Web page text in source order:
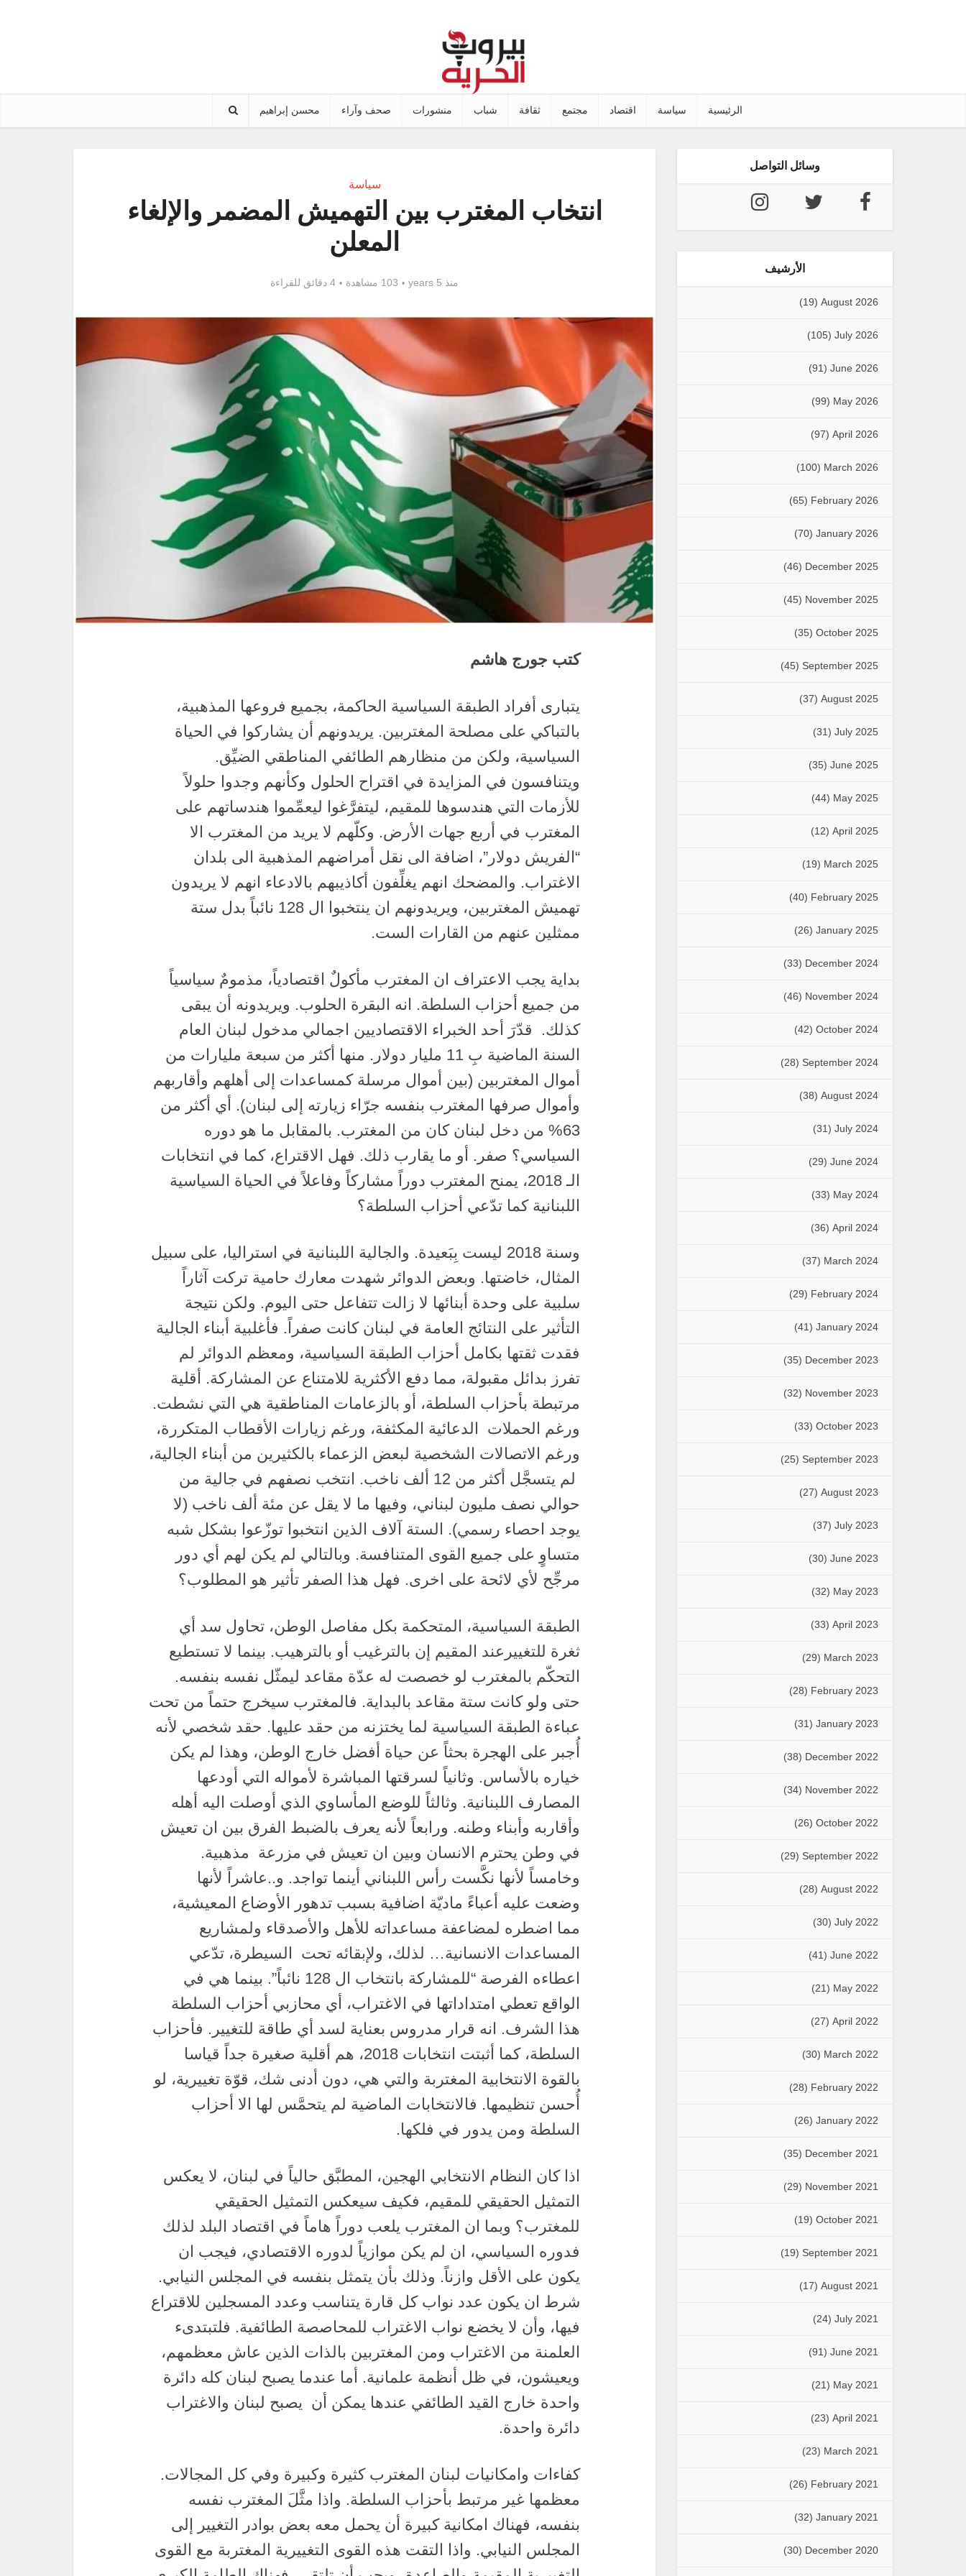
الرئيسية سياسة اقتصاد مجتمع ثقافة شباب منشورات صحف وآراء محسن إبراهيم
سياسة
انتخاب المغترب بين التهميش المضمر والإلغاء
المعلن
منذ 5 years 103 مشاهدة 4 دقائق للقراءة
كتب جورج هاشم
يتبارى أفراد الطبقة السياسية الحاكمة، بجميع فروعها المذهبية،
بالتباكي على مصلحة المغتربين. يريدونهم أن يشاركوا في الحياة
السياسية، ولكن من منظارهم الطائفي المناطقي الضيِّق.
ويتنافسون في المزايدة في اقتراح الحلول وكأنهم وجدوا حلولاً
للأزمات التي هندسوها للمقيم، ليتفرَّغوا ليعمِّموا هندساتهم على
المغترب في أربع جهات الأرض. وكلّهم لا يريد من المغترب الا
“الفريش دولار”، اضافة الى نقل أمراضهم المذهبية الى بلدان
الاغتراب. والمضحك انهم يغلِّفون أكاذيبهم بالادعاء انهم لا يريدون
تهميش المغتربين، ويريدونهم ان ينتخبوا ال 128 نائباً بدل ستة
ممثلين عنهم من القارات الست.
بداية يجب الاعتراف ان المغترب مأكولٌ اقتصادياً، مذمومٌ سياسياً
من جميع أحزاب السلطة. انه البقرة الحلوب. ويريدونه أن يبقى
كذلك. قدّرَ أحد الخبراء الاقتصاديين اجمالي مدخول لبنان العام
السنة الماضية بِ 11 مليار دولار. منها أكثر من سبعة مليارات من
أموال المغتربين (بين أموال مرسلة كمساعدات إلى أهلهم وأقاربهم
وأموال صرفها المغترب بنفسه جرّاء زيارته إلى لبنان). أي أكثر من
63% من دخل لبنان كان من المغترب. بالمقابل ما هو دوره
السياسي؟ صفر. أو ما يقارب ذلك. فهل الاقتراع، كما في انتخابات
الـ 2018، يمنح المغترب دوراً مشاركاً وفاعلاً في الحياة السياسية
اللبنانية كما تدّعي أحزاب السلطة؟
وسنة 2018 ليست بِبَعيدة. والجالية اللبنانية في استراليا، على سبيل
المثال، خاضتها. وبعض الدوائر شهدت معارك حامية تركت آثاراً
سلبية على وحدة أبنائها لا زالت تتفاعل حتى اليوم. ولكن نتيجة
التأثير على النتائج العامة في لبنان كانت صفراً. فأغلبية أبناء الجالية
فقدت ثقتها بكامل أحزاب الطبقة السياسية، ومعظم الدوائر لم
تفرز بدائل مقبولة، مما دفع الأكثرية للامتناع عن المشاركة. أقلية
مرتبطة بأحزاب السلطة، أو بالزعامات المناطقية هي التي نشطت.
ورغم الحملات الدعائية المكثفة، ورغم زيارات الأقطاب المتكررة،
ورغم الاتصالات الشخصية لبعض الزعماء بالكثيرين من أبناء الجالية،
لم يتسجَّل أكثر من 12 ألف ناخب. انتخب نصفهم في جالية من
حوالي نصف مليون لبناني، وفيها ما لا يقل عن مئة ألف ناخب (لا
يوجد احصاء رسمي). الستة آلاف الذين انتخبوا توزّعوا بشكل شبه
متساوٍ على جميع القوى المتنافسة. وبالتالي لم يكن لهم أي دور
مرجِّح لأي لائحة على اخرى. فهل هذا الصفر تأثير هو المطلوب؟
الطبقة السياسية، المتحكمة بكل مفاصل الوطن، تحاول سد أي
ثغرة للتغييرعند المقيم إن بالترغيب أو بالترهيب. بينما لا تستطيع
التحكّم بالمغترب لو خصصت له عدّة مقاعد ليمثّل نفسه بنفسه.
حتى ولو كانت ستة مقاعد بالبداية. فالمغترب سيخرج حتماً من تحت
عباءة الطبقة السياسية لما يختزنه من حقد عليها. حقد شخصي لأنه
أُجبر على الهجرة بحثاً عن حياة أفضل خارج الوطن، وهذا لم يكن
خياره بالأساس. وثانياً لسرقتها المباشرة لأمواله التي أودعها
المصارف اللبنانية. وثالثاً للوضع المأساوي الذي أوصلت اليه أهله
وأقاربه وأبناء وطنه. ورابعاً لأنه يعرف بالضبط الفرق بين ان تعيش
في وطن يحترم الانسان وبين ان تعيش في مزرعة مذهبية.
وخامساً لأنها نكَّست رأس اللبناني أينما تواجد. و..عاشراً لأنها
وضعت عليه أعباءً ماديّة اضافية بسبب تدهور الأوضاع المعيشية،
مما اضطره لمضاعفة مساعداته للأهل والأصدقاء ولمشاريع
المساعدات الانسانية… لذلك، ولإبقائه تحت السيطرة، تدّعي
اعطاءه الفرصة “للمشاركة بانتخاب ال 128 نائباً”. بينما هي في
الواقع تعطي امتداداتها في الاغتراب، أي محازبي أحزاب السلطة
هذا الشرف. انه قرار مدروس بعناية لسد أي طاقة للتغيير. فأحزاب
السلطة، كما أثبتت انتخابات 2018، هم أقلية صغيرة جداً قياسا
بالقوة الانتخابية المغتربة والتي هي، دون أدنى شك، قوّة تغييرية، لو
أُحسن تنظيمها. فالانتخابات الماضية لم يتحمَّس لها الا أحزاب
السلطة ومن يدور في فلكها.
اذا كان النظام الانتخابي الهجين، المطبَّق حالياً في لبنان، لا يعكس
التمثيل الحقيقي للمقيم، فكيف سيعكس التمثيل الحقيقي
للمغترب؟ وبما ان المغترب يلعب دوراً هاماً في اقتصاد البلد لذلك
فدوره السياسي، ان لم يكن موازياً لدوره الاقتصادي، فيجب ان
يكون على الأقل وازناً. وذلك بأن يتمثل بنفسه في المجلس النيابي.
شرط ان يكون عدد نواب كل قارة يتناسب وعدد المسجلين للاقتراع
فيها، وأن لا يخضع نواب الاغتراب للمحاصصة الطائفية. فلتبتدىء
العلمنة من الاغتراب ومن المغتربين بالذات الذين عاش معظمهم،
ويعيشون، في ظل أنظمة علمانية. أما عندما يصبح لبنان كله دائرة
واحدة خارج القيد الطائفي عندها يمكن أن يصبح لبنان والاغتراب
دائرة واحدة.
كفاءات وامكانيات لبنان المغترب كثيرة وكبيرة وفي كل المجالات.
معظمها غير مرتبط بأحزاب السلطة. واذا مثَّلَ المغترب نفسه
بنفسه، فهناك امكانية كبيرة أن يحمل معه بعض بوادر التغيير إلى
المجلس النيابي. واذا التقت هذه القوى التغييرية المغتربة مع القوى
وسائل التواصل
الأرشيف
August 2026
(19)
July 2026
(105)
June 2026
(91)
May 2026
(99)
April 2026
(97)
March 2026
(100)
February 2026
(65)
January 2026
(70)
December 2025
(46)
November 2025
(45)
October 2025
(35)
September 2025
(45)
August 2025
(37)
July 2025
(31)
June 2025
(35)
May 2025
(44)
April 2025
(12)
March 2025
(19)
February 2025
(40)
January 2025
(26)
December 2024
(33)
November 2024
(46)
October 2024
(42)
September 2024
(28)
August 2024
(38)
July 2024
(31)
June 2024
(29)
May 2024
(33)
April 2024
(36)
March 2024
(37)
February 2024
(29)
January 2024
(41)
December 2023
(35)
November 2023
(32)
October 2023
(33)
September 2023
(25)
August 2023
(27)
July 2023
(37)
June 2023
(30)
May 2023
(32)
April 2023
(33)
March 2023
(29)
February 2023
(28)
January 2023
(31)
December 2022
(38)
November 2022
(34)
October 2022
(26)
September 2022
(29)
August 2022
(28)
July 2022
(30)
June 2022
(41)
May 2022
(21)
April 2022
(27)
March 2022
(30)
February 2022
(28)
January 2022
(26)
December 2021
(35)
November 2021
(29)
October 2021
(19)
September 2021
(19)
August 2021
(17)
July 2021
(24)
June 2021
(91)
May 2021
(21)
April 2021
(23)
March 2021
(23)
February 2021
(26)
January 2021
(32)
December 2020
(30)